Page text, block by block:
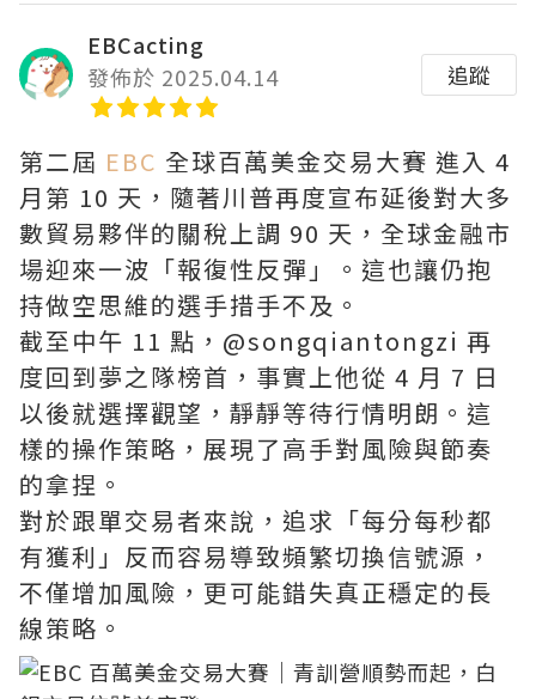
EBCacting
發佈於 2025.04.14
追蹤
第二屆 EBC 全球百萬美金交易大賽 進入 4
月第 10 天，隨著川普再度宣布延後對大多
數貿易夥伴的關稅上調 90 天，全球金融市
場迎來一波「報復性反彈」。這也讓仍抱
持做空思維的選手措手不及。
截至中午 11 點，@songqiantongzi 再
度回到夢之隊榜首，事實上他從 4 月 7 日
以後就選擇觀望，靜靜等待行情明朗。這
樣的操作策略，展現了高手對風險與節奏
的拿捏。
對於跟單交易者來說，追求「每分每秒都
有獲利」反而容易導致頻繁切換信號源，
不僅增加風險，更可能錯失真正穩定的長
線策略。